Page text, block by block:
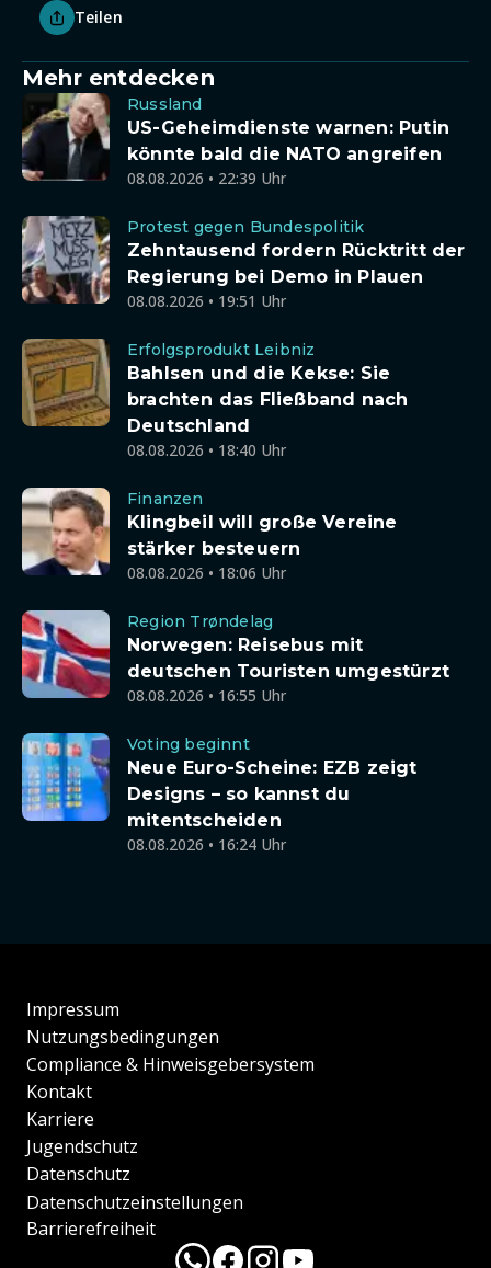
Teilen
Mehr entdecken
Russland
US-Geheimdienste warnen: Putin
könnte bald die NATO angreifen
08.08.2026 • 22:39 Uhr
Protest gegen Bundespolitik
Zehntausend fordern Rücktritt der
Regierung bei Demo in Plauen
08.08.2026 • 19:51 Uhr
Erfolgsprodukt Leibniz
Bahlsen und die Kekse: Sie
brachten das Fließband nach
Deutschland
08.08.2026 • 18:40 Uhr
Finanzen
Klingbeil will große Vereine
stärker besteuern
08.08.2026 • 18:06 Uhr
Region Trøndelag
Norwegen: Reisebus mit
deutschen Touristen umgestürzt
08.08.2026 • 16:55 Uhr
Voting beginnt
Neue Euro-Scheine: EZB zeigt
Designs – so kannst du
mitentscheiden
08.08.2026 • 16:24 Uhr
Impressum
Nutzungsbedingungen
Compliance & Hinweisgebersystem
Kontakt
Karriere
Jugendschutz
Datenschutz
Datenschutzeinstellungen
Barrierefreiheit